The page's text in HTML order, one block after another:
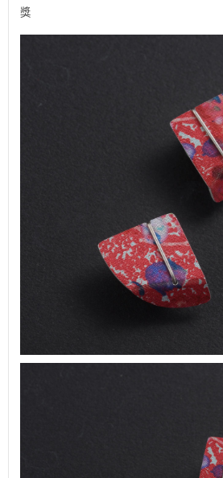
獎